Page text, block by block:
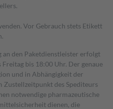
Vor Gebrauch stets Etikett
an den Paketdienstleister erfolgt
bis 18:00 Uhr. Der genaue
und in Abhängigkeit der
des Spediteurs
notwendige pharmazeutische
dienen, die